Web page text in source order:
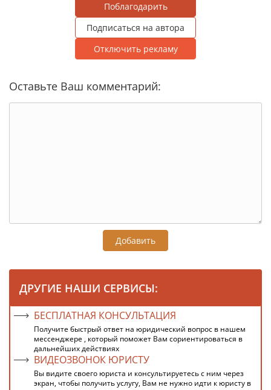
Поблагодарить
Подписаться на автора
Отключить рекламу
Оставьте Ваш комментарий:
Добавить
ДРУГИЕ НАШИ СЕРВИСЫ:
БЕСПЛАТНАЯ КОНСУЛЬТАЦИЯ
Получите быстрый ответ на юридический вопрос в нашем
мессенджере , который поможет Вам сориентироваться в
дальнейших действиях
ВИДЕОЗВОНОК ЮРИСТУ
Вы видите своего юриста и консультируетесь с ним через
экран, чтобы получить услугу, Вам не нужно идти к юристу в